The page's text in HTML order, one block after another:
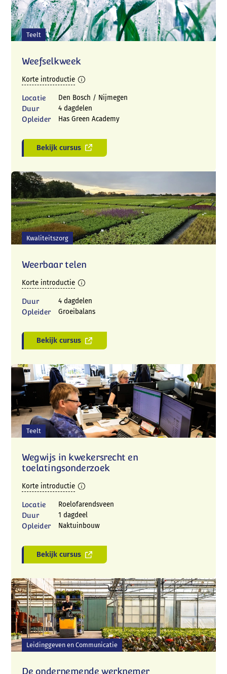
Teelt
Weefselkweek
Korte introductie
Locatie
Den Bosch / Nijmegen
Duur
4 dagdelen
Opleider
Has Green Academy
Bekijk cursus
Kwaliteitszorg
Weerbaar telen
Korte introductie
Duur
4 dagdelen
Opleider
Groeibalans
Bekijk cursus
Teelt
Wegwijs in kwekersrecht en
toelatingsonderzoek
Korte introductie
Locatie
Roelofarendsveen
Duur
1 dagdeel
Opleider
Naktuinbouw
Bekijk cursus
Leidinggeven en Communicatie
De ondernemende werknemer